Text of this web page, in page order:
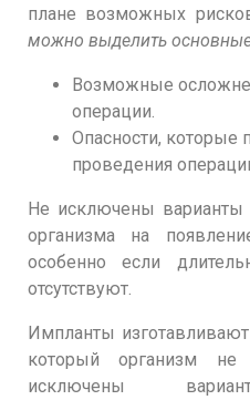
плане возможных
можно выделить
Возможные
операции.
Опасности, которые
проведения
Не исключены варианты
организма на
особенно если
отсутствуют.
Импланты
который организм
исключены